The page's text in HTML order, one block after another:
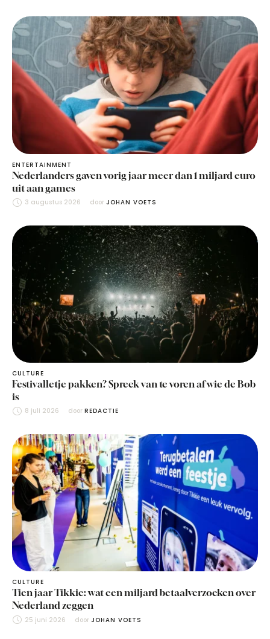
ENTERTAINMENT
Nederlanders gaven vorig jaar meer dan 1 miljard euro
uit aan games
3 augustus 2026 door JOHAN VOETS
CULTURE
Festivalletje pakken? Spreek van te voren af wie de Bob
is
8 juli 2026 door REDACTIE
CULTURE
Tien jaar Tikkie: wat een miljard betaalverzoeken over
Nederland zeggen
25 juni 2026 door JOHAN VOETS